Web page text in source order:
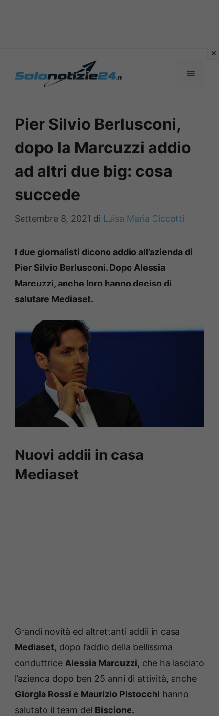
MENU
Pier Silvio Berlusconi,
dopo la Marcuzzi addio
ad altri due big: cosa
succede
Settembre 8, 2021 di Luisa Maria Ciccotti
I due giornalisti dicono addio all’azienda di
Pier Silvio Berlusconi. Dopo Alessia
Marcuzzi, anche loro hanno deciso di
salutare Mediaset.
Nuovi addii in casa
Mediaset
Grandi novità ed altrettanti addii in casa
Mediaset, dopo l’addio della bellissima
conduttrice Alessia Marcuzzi, che ha lasciato
l’azienda dopo ben 25 anni di attività, anche
Giorgia Rossi e Maurizio Pistocchi hanno
salutato il team del Biscione.